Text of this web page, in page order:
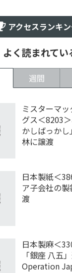
アクセスランキ
よく読まれて
週間
ミスターマ
グス＜8203
かしばっか
林に譲渡
日本製紙＜
ア子会社の
渡
日本製麻＜
「銀座 八五
Operation